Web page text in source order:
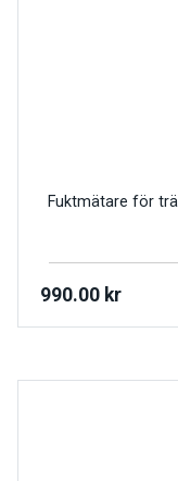
Fuktmätare för
990.00 kr